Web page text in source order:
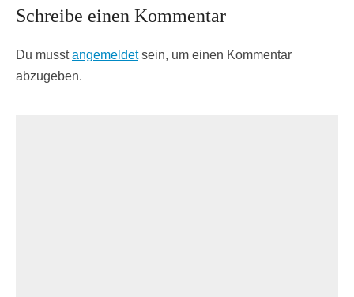
Schreibe einen Kommentar
Du musstangemeldetsein, um einen Kommentar
abzugeben.